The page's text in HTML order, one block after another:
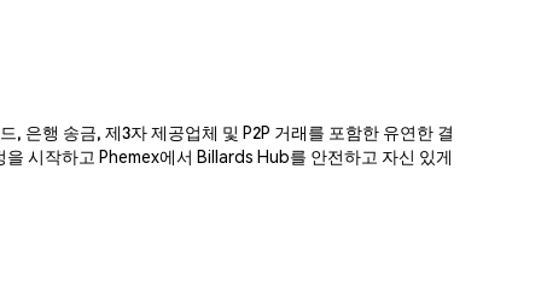
은행 송금, 제3자 제공업체 및 P2P 거래를 포함한 유연한 결
시작하고 Phemex에서 Billards Hub를 안전하고 자신 있게